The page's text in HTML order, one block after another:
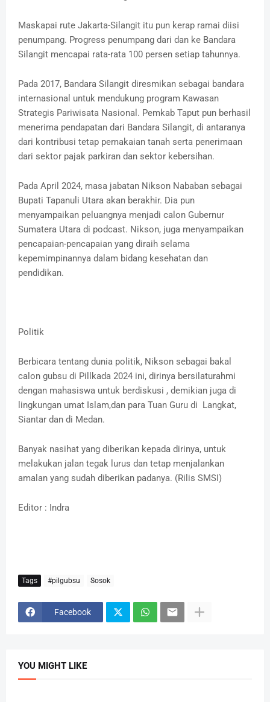
Maskapai rute Jakarta-Silangit itu pun kerap ramai diisi
penumpang. Progress penumpang dari dan ke Bandara
Silangit mencapai rata-rata 100 persen setiap tahunnya.
Pada 2017, Bandara Silangit diresmikan sebagai bandara
internasional untuk mendukung program Kawasan
Strategis Pariwisata Nasional. Pemkab Taput pun berhasil
menerima pendapatan dari Bandara Silangit, di antaranya
dari kontribusi tetap pemakaian tanah serta penerimaan
dari sektor pajak parkiran dan sektor kebersihan.
Pada April 2024, masa jabatan Nikson Nababan sebagai
Bupati Tapanuli Utara akan berakhir. Dia pun
menyampaikan peluangnya menjadi calon Gubernur
Sumatera Utara di podcast. Nikson, juga menyampaikan
pencapaian-pencapaian yang diraih selama
kepemimpinannya dalam bidang kesehatan dan
pendidikan.
Politik
Berbicara tentang dunia politik, Nikson sebagai bakal
calon gubsu di Pillkada 2024 ini, dirinya bersilaturahmi
dengan mahasiswa untuk berdiskusi , demikian juga di
lingkungan umat Islam,dan para Tuan Guru di Langkat,
Siantar dan di Medan.
Banyak nasihat yang diberikan kepada dirinya, untuk
melakukan jalan tegak lurus dan tetap menjalankan
amalan yang sudah diberikan padanya. (Rilis SMSI)
Editor : Indra
Tags #pilgubsu Sosok
Facebook
YOU MIGHT LIKE